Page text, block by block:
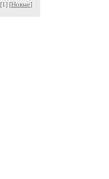
[1] [Новые]